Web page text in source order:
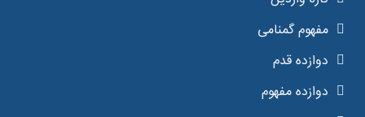
مفهوم گمنامی
دوازده قدم
دوازده مفهوم